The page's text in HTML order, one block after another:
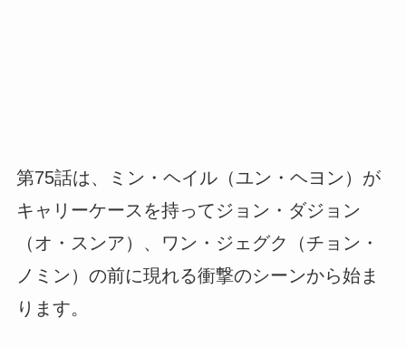
第75話は、ミン・ヘイル（ユン・ヘヨン）が
キャリーケースを持ってジョン・ダジョン
（オ・スンア）、ワン・ジェグク（チョン・
ノミン）の前に現れる衝撃のシーンから始ま
ります。